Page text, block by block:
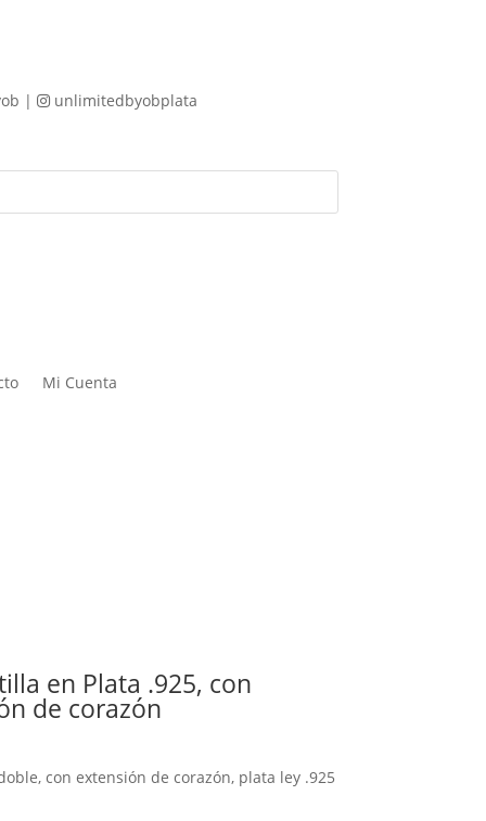
| unlimitedbyobplata
Mi Cuenta
en Plata .925, con
de corazón
con extensión de corazón, plata ley .925